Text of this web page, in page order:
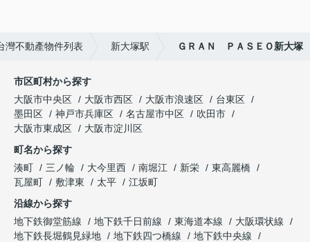
灣不動產物件列表 新大塚駅 ＧＲＡＮ ＰＡＳＥＯ新大塚
市区町村から探す
大阪市中央区
大阪市西区 大阪市浪速区
台東区
墨田区
神戸市兵庫区 名古屋市中区
吹田市
大阪市東成区
大阪市淀川区
町名から探す
湊町
三ノ輪 大今里西 南堀江 新栄
東高麗橋
瓦屋町
敷津東 太平
江坂町
沿線から探す
地下鉄御堂筋線
地下鉄千日前線 東海道本線
大阪環状線
地下鉄長堀鶴見緑地
地下鉄四つ橋線
地下鉄中央線